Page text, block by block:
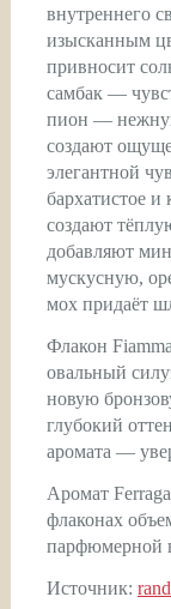
внутреннего
изысканным
привносит
самбак —
пион —
создают
элегантной
бархатистое
создают
добавляют
мускусную,
мох придаёт
Флакон
овальный
новую
глубокий
аромата —
Аромат
флаконах
парфюмерной
Источник: